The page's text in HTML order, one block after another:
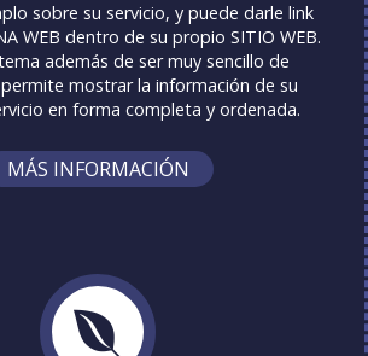
sobre su servicio, y puede darle link
WEB dentro de su propio SITIO WEB.
además de ser muy sencillo de
mostrar la información de su
en forma completa y ordenada.
MÁS INFORMACIÓN